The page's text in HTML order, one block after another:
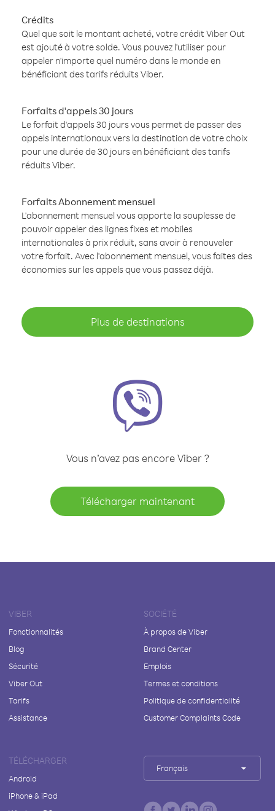
Crédits
Quel que soit le montant acheté, votre crédit Viber Out
est ajouté à votre solde. Vous pouvez l'utiliser pour
appeler n'importe quel numéro dans le monde en
bénéficiant des tarifs réduits Viber.
Forfaits d'appels 30 jours
Le forfait d'appels 30 jours vous permet de passer des
appels internationaux vers la destination de votre choix
pour une durée de 30 jours en bénéficiant des tarifs
réduits Viber.
Forfaits Abonnement mensuel
L'abonnement mensuel vous apporte la souplesse de
pouvoir appeler des lignes fixes et mobiles
internationales à prix réduit, sans avoir à renouveler
votre forfait. Avec l'abonnement mensuel, vous faites des
économies sur les appels que vous passez déjà.
Plus de destinations
Vous n’avez pas encore Viber ?
Télécharger maintenant
VIBER
Fonctionnalités
Blog
Sécurité
Viber Out
Tarifs
Assistance
SOCIÉTÉ
À propos de Viber
Brand Center
Emplois
Termes et conditions
Politique de confidentialité
Customer Complaints Code
TÉLÉCHARGER
Android
iPhone & iPad
Français